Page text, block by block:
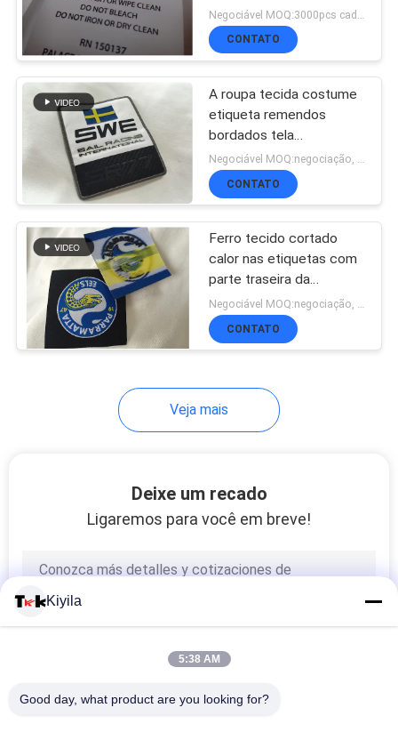
tela do corte para sacos,
toalhas
CONTATO
A roupa tecida costume
etiqueta remendos
bordados tela
característica lavável
Negociável MOQ:negociação, detalhe da base 500pcs/1000pcs
CONTATO
Ferro tecido cortado
calor nas etiquetas com
parte traseira da
colagem, etiquetas
feitas sob encomenda
do vestuário do nome
Negociável MOQ:negociação, 500pcs/cada um
CONTATO
Veja mais
Deixe um recado
Ligaremos para você em breve!
Kiyila
5:38 AM
Good day, what product are you looking for?